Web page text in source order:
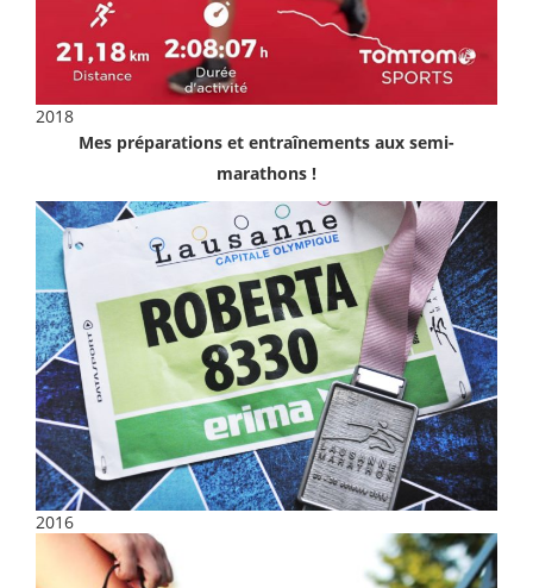
2018
Mes préparations et entraînements aux semi-
marathons !
2016